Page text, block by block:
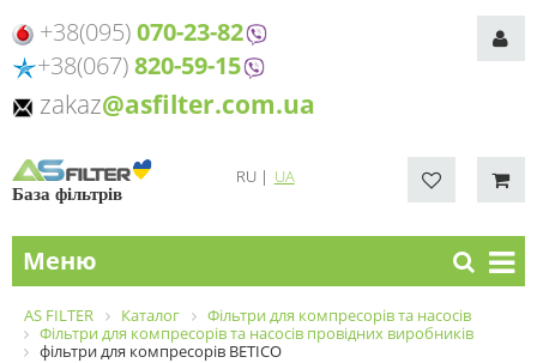
+38(095)070-23-82
+38(067)820-59-15
zakaz@asfilter.com.ua
База фільтрів
RU | UA
Меню
AS FILTER Каталог
Фільтри для компресорів та насосів
Фільтри для компресорів та насосів провідних виробників
фільтри для компресорів BETICO